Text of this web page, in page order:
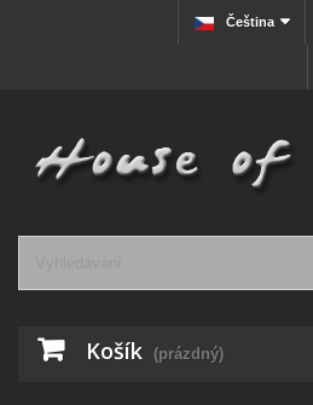
Čeština
Košík (prázdný)